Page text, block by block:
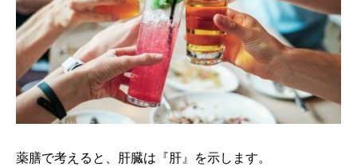
薬膳で考えると、肝臓は『肝』を示します。